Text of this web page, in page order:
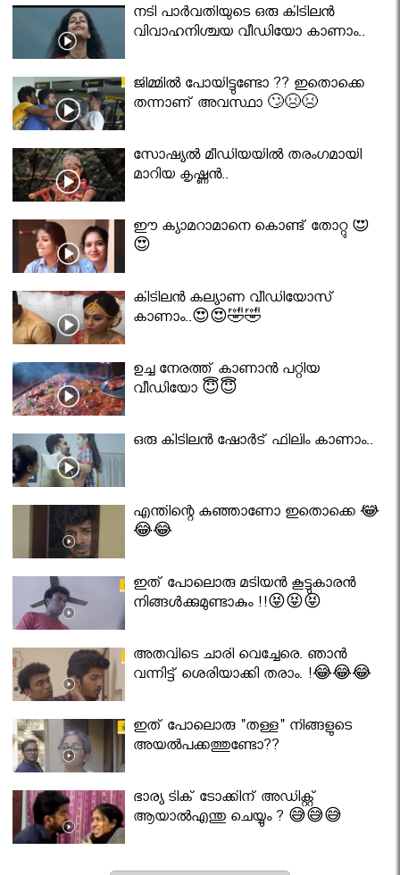
നടി പാർവതിയുടെ ഒരു കിടിലൻ
വിവാഹനിശ്ചയ വീഡിയോ കാണാം..
ജിമ്മിൽ പോയിട്ടുണ്ടോ ?? ഇതൊക്കെ
തന്നാണ് അവസ്ഥാ 🙄😣😣
സോഷ്യൽ മീഡിയയിൽ തരംഗമായി
മാറിയ കൃഷ്ണൻ..
ഈ ക്യാമറാമാനെ കൊണ്ട് തോറ്റു 😍
😍
കിടിലൻ കല്യാണ വീഡിയോസ്
കാണാം..😍😍🤣🤣
ഉച്ച നേരത്ത് കാണാൻ പറ്റിയ
വീഡിയോ 😇😇
ഒരു കിടിലൻ ഷോർട് ഫിലിം കാണാം..
എന്തിന്റെ കുഞ്ഞാണോ ഇതൊക്കെ 😂
😂😂
ഇത് പോലൊരു മടിയൻ കൂട്ടുകാരൻ
നിങ്ങൾക്കുമുണ്ടാകും !!😝😝😝
അതവിടെ ചാരി വെച്ചേരെ. ഞാൻ
വന്നിട്ട് ശെരിയാക്കി തരാം. !😂😂😂
ഇത് പോലൊരു "തള്ള" നിങ്ങളുടെ
അയല്‍പക്കത്തുണ്ടോ??
ഭാര്യ ടിക് ടോക്കിന് അഡിക്റ്റ്
ആയാൽഎന്തു ചെയ്യും ? 😅😅😅